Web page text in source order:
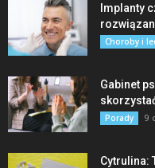
Implanty
Choroby i
Gabinet
Porady 9
Cytrulina: